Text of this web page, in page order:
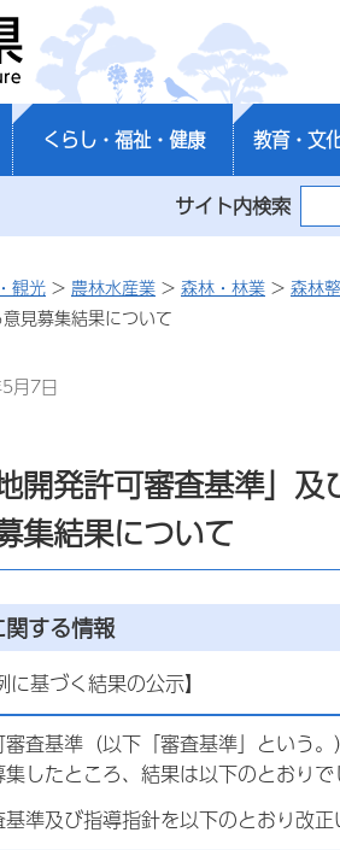
千葉県
くらし・福祉・健康 教育・文
サイト内検索
観光 > 農林水産業 > 森林・林業 > 森林
見募集結果について
月7日
地開発許可審査基準」
集結果について
する情報
に基づく結果の公示】
査基準（以下「審査基準」という
したところ、結果は以下のとおりで
準及び指導指針を以下のとおり改